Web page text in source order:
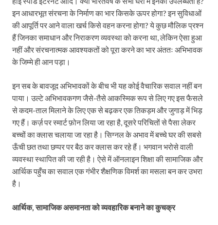
इन आधारभूत संरचना के निर्माण का भार किसके ऊपर होगा? इन सुविधाओं
की आपूर्ति पर आने वाला खर्च किसे वहन करना होगा? ये कुछ मौलिक प्रश्न
हैं जिनका समाधान और निराकरण व्यवस्था को करना था, लेकिन ऐसा हुआ
नहीं और संरचनात्मक आवश्यकतों को पूरा करने का भार अंततः अभिभावक
के जिम्मे ही आन पड़ा।
इन सब के बावजूद अभिभावकों के बीच भी यह कोई वैचारिक सवाल नहीं बन
पाया। उल्टे अभिभावकगण जैसे-तैसे आकस्मिक रूप से लिए गए इस फैसले
से कदम-ताल मिलाने के लिए एक से बढ़कर एक तिकड़म और जुगाड़ में भिड़
गए हैं। कर्ज़ पर स्मार्ट फ़ोन लिया जा रहा है, दूसरे परिचितों से पैसा लेकर
बच्चों का क्लास चलाया जा रहा है। सिग्नल के अभाव में बच्चे घर की सबसे
ऊँची छत तथा छप्पर पर बैठ कर क्लास कर रहे हैं। भगवान भरोसे वाली
व्यवस्था स्थापित की जा रही है। ऐसे में ऑनलाइन शिक्षा की सामाजिक और
आर्थिक पहुँच का सवाल एक गंभीर शैक्षणिक विमर्श का मसला बन कर उभरा
है।
आर्थिक, सामाजिक असमानता को व्यवहारिक बनाने का कुचक्र